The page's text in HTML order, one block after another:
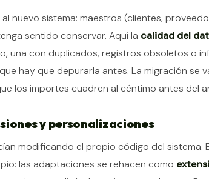
nuevo sistema: maestros (clientes,
sentido conservar. Aquí la calidad del
una con duplicados, registros obsoletos o
hay que depurarla antes. La migración se
los importes cuadren al céntimo antes del
y personalizaciones
modificando el propio código del sistema.
las adaptaciones se rehacen como